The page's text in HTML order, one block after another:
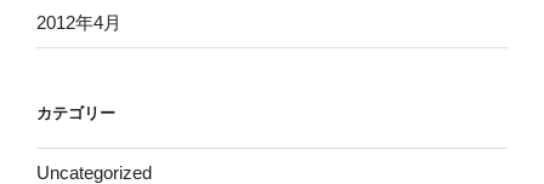
2012年4月
カテゴリー
Uncategorized